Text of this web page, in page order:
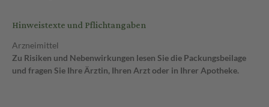
Hinweistexte und Pflichtangaben
Arzneimittel
Zu Risiken und Nebenwirkungen lesen Sie die Packungsbeilage
und fragen Sie Ihre Ärztin, Ihren Arzt oder in Ihrer Apotheke.